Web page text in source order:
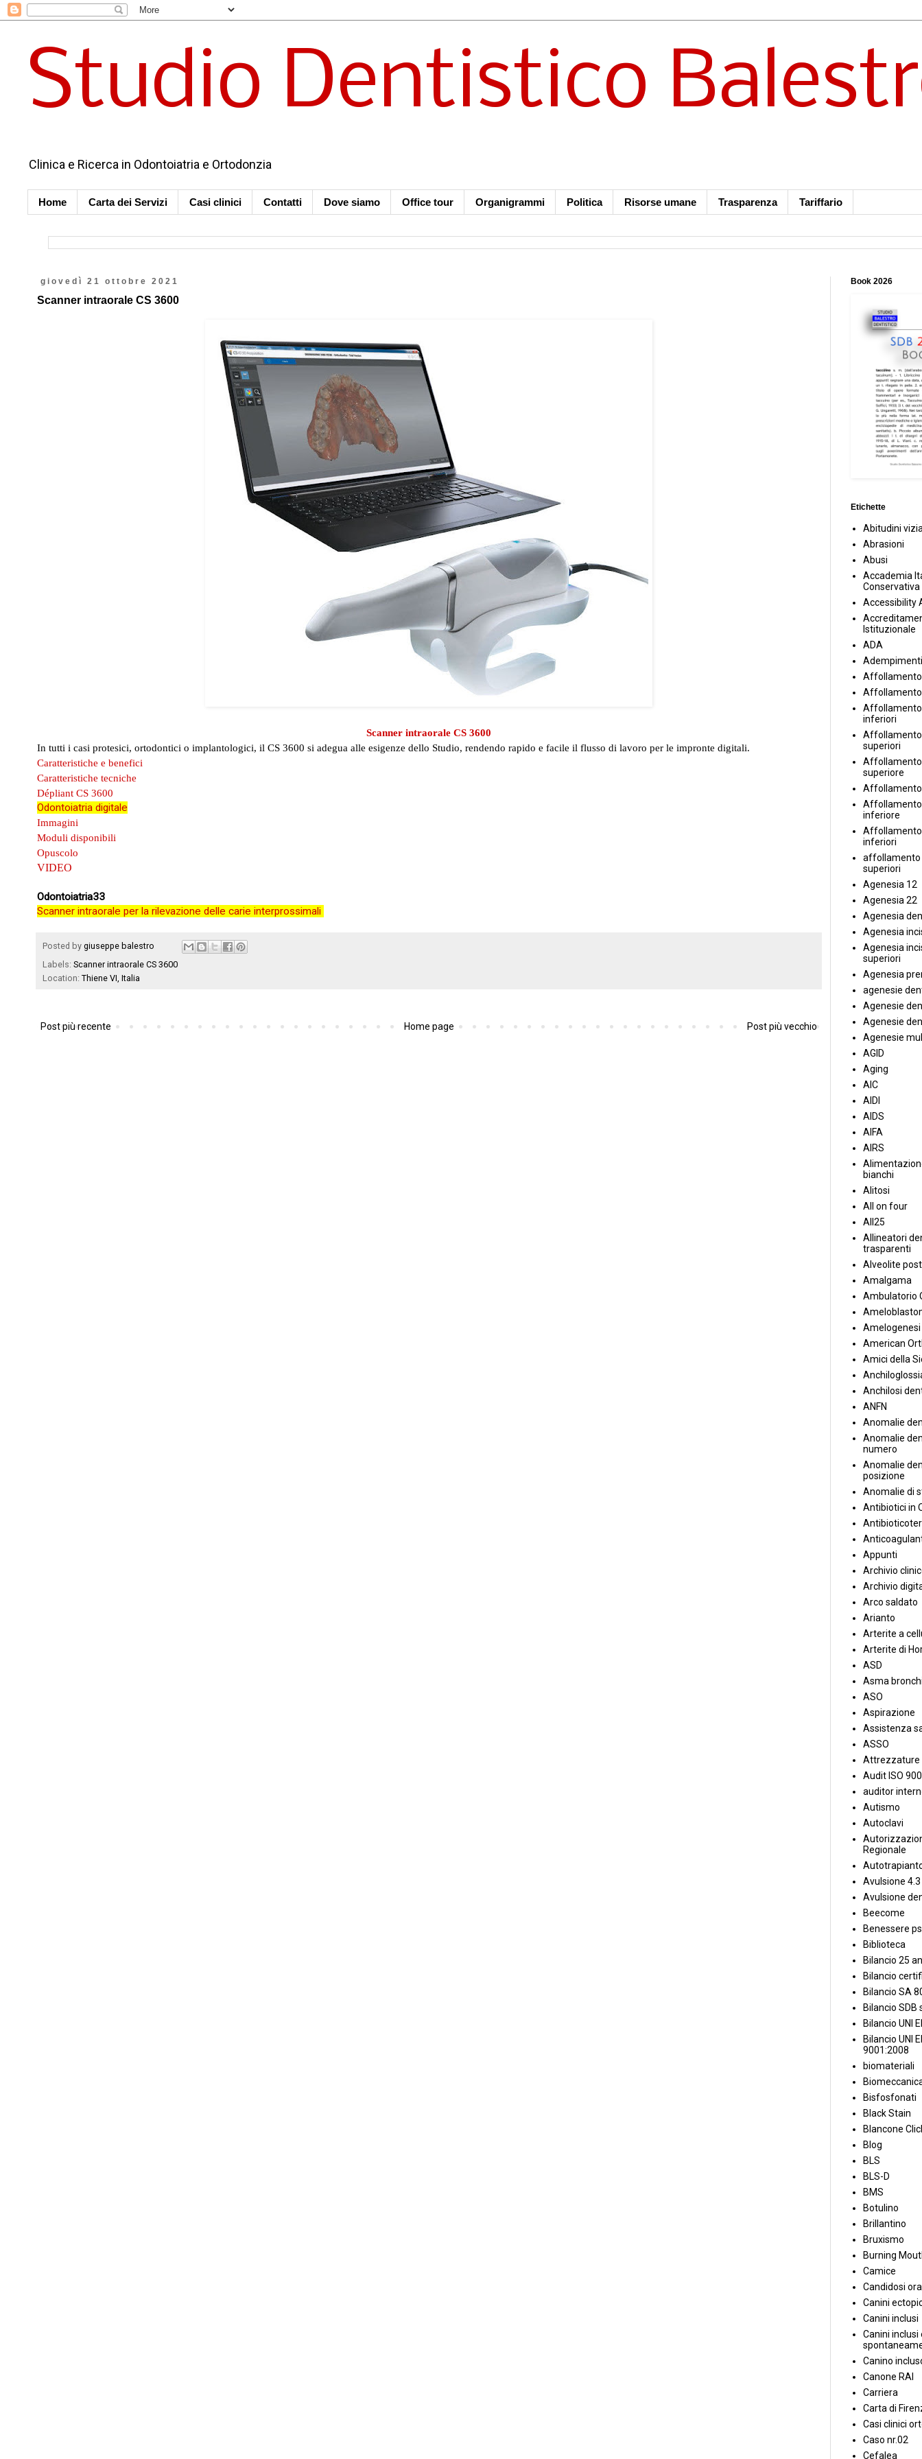
Studio Dentistico
Clinica e Ricerca in Odontoiatria e Ortodonzia
Home Carta dei Servizi Casi clinici Contatti Dove siamo Office tour Organigrammi Politica Risorse umane Trasparenza Tariffario
giovedì 21 ottobre 2021
Scanner intraorale CS 3600
Scanner intraorale CS 3600
In tutti i casi protesici, ortodontici o implantologici, il CS 3600 si adegua alle esigenze dello Studio, rendendo rapido e facile il flusso di lavoro per le impronte digitali.
Caratteristiche e benefici
Caratteristiche tecniche
Dépliant CS 3600
Odontoiatria digitale
Immagini
Moduli disponibili
Opuscolo
VIDEO
Odontoiatria33
Scanner intraorale per la rilevazione delle carie interprossimali
Posted by giuseppe balestro
Labels: Scanner intraorale CS 3600
Location: Thiene VI, Italia
Post più recente Post più vecchio
Home page
Book 2026
Etichette
Abitudini
Abrasioni
Abusi
Accademia
Conservativa
Accessibility
Istituzionale
ADA
Adempimenti
Affollamento
inferiori
Affollamento
superiori
Affollamento
superiore
inferiore
Affollamento
inferiori
affollamento
superiori
Agenesia 12
Agenesia 22
Agenesia
Agenesia
Agenesia
superiori
Agenesia
agenesie
Agenesie
Agenesie
Agenesie
AGID
Aging
AIC
AIDI
AIDS
AIFA
AIRS
bianchi
Alitosi
All on four
All25
Allineatori
trasparenti
Alveolite
Amalgama
Ambulatorio
American
Amici della
Anchilosi
ANFN
Anomalie
Anomalie
numero
Anomalie
posizione
Anomalie di
Antibiotici in
Appunti
Archivio
Archivio
Arco saldato
Arianto
Arterite a
Arterite di
ASD
Asma
ASO
Aspirazione
Assistenza
ASSO
Attrezzature
Audit ISO
auditor
Autismo
Autoclavi
Regionale
Avulsione 4.3
Avulsione
Beecome
Benessere
Biblioteca
Bilancio 25
Bilancio
Bilancio SA
Bilancio SDB
Bilancio UNI
Bilancio UNI
9001:2008
biomateriali
Bisfosfonati
Black Stain
Blancone
Blog
BLS
BLS-D
BMS
Botulino
Brillantino
Bruxismo
Burning
Camice
Candidosi
Canini
Canini inclusi
Canini inclusi
Canino
Canone RAI
Carriera
Carta di
Casi clinici
Caso nr.02
Cefalea